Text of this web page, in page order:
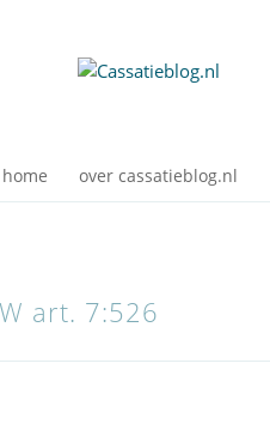
home over cassatieblog.nl
art. 7:526